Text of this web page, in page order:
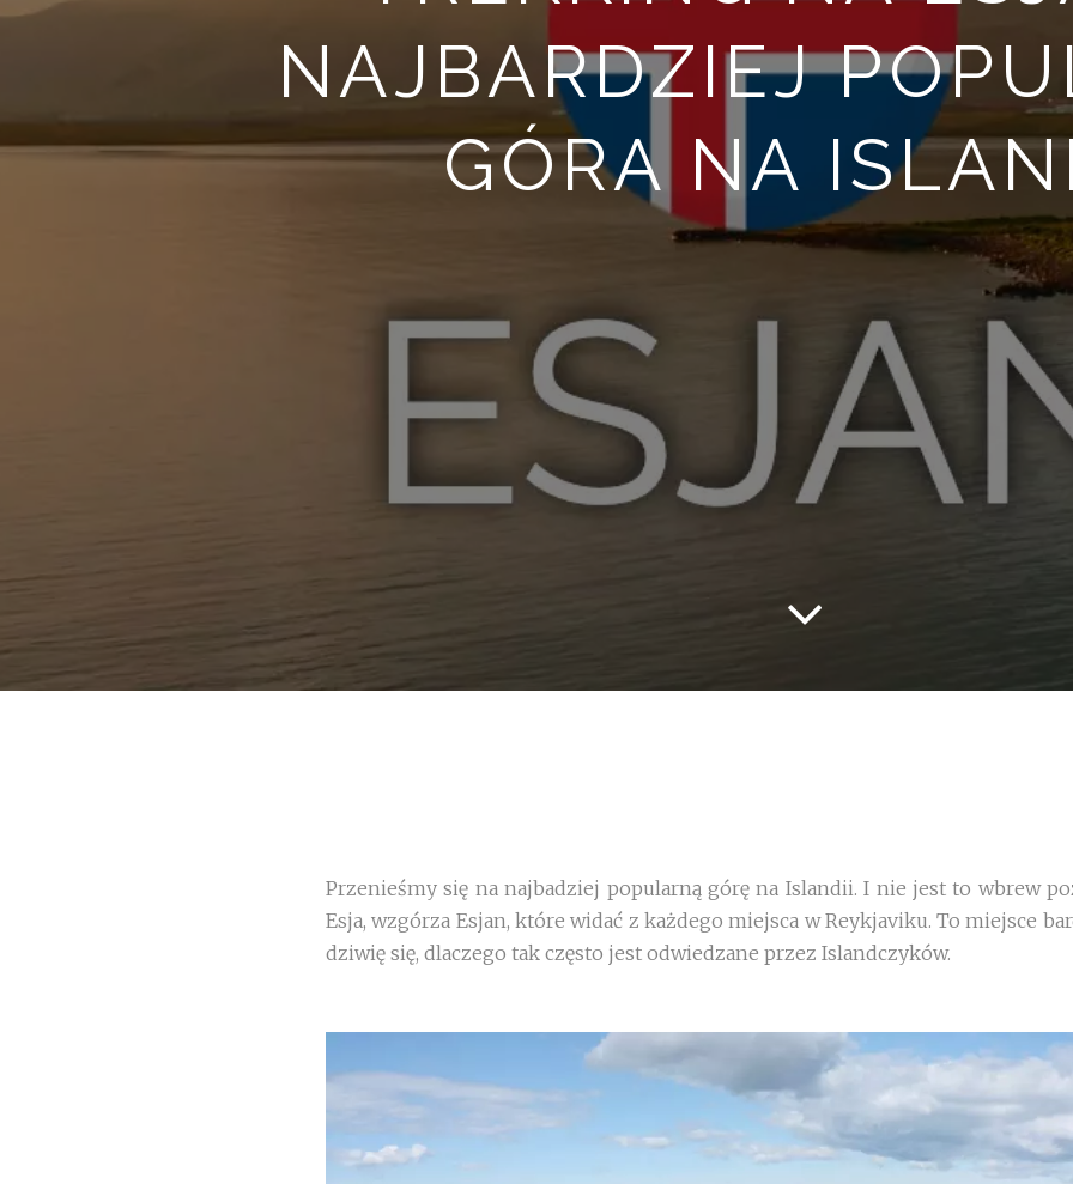
NAJBARDZIEJ
GÓRA NA
Przenieśmy się na najbadziej popularną górę na Islandii. I nie jest to wbrew
Esja, wzgórza Esjan, które widać z każdego miejsca w Reykjaviku. To miejsce
dziwię się, dlaczego tak często jest odwiedzane przez Islandczyków.